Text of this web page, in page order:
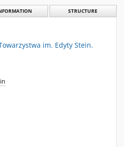
STRUCTURE
im. Edyty Stein.